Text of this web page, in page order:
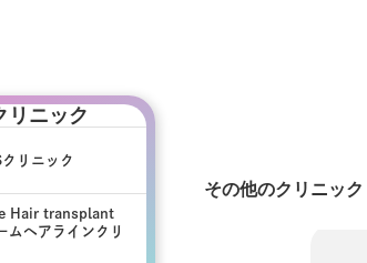
リニック
リニック
Hair transplant
ヘアラインクリ
その他のクリニック
ック